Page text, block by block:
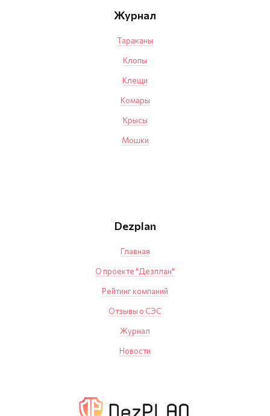
Dezplan
Главная
О проекте "Дезплан"
Рейтинг компаний
Отзывы о СЭС
Журнал
Новости
Журнал
Тараканы
Клопы
Клещи
Комары
Крысы
Мошки